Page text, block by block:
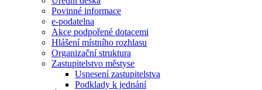
Povinné informace
e-podatelna
Akce podpořené dotacemi
Hlášení místního rozhlasu
Organizační struktura
Zastupitelstvo městyse
Usnesení zastupitelstva
Podklady k jednání